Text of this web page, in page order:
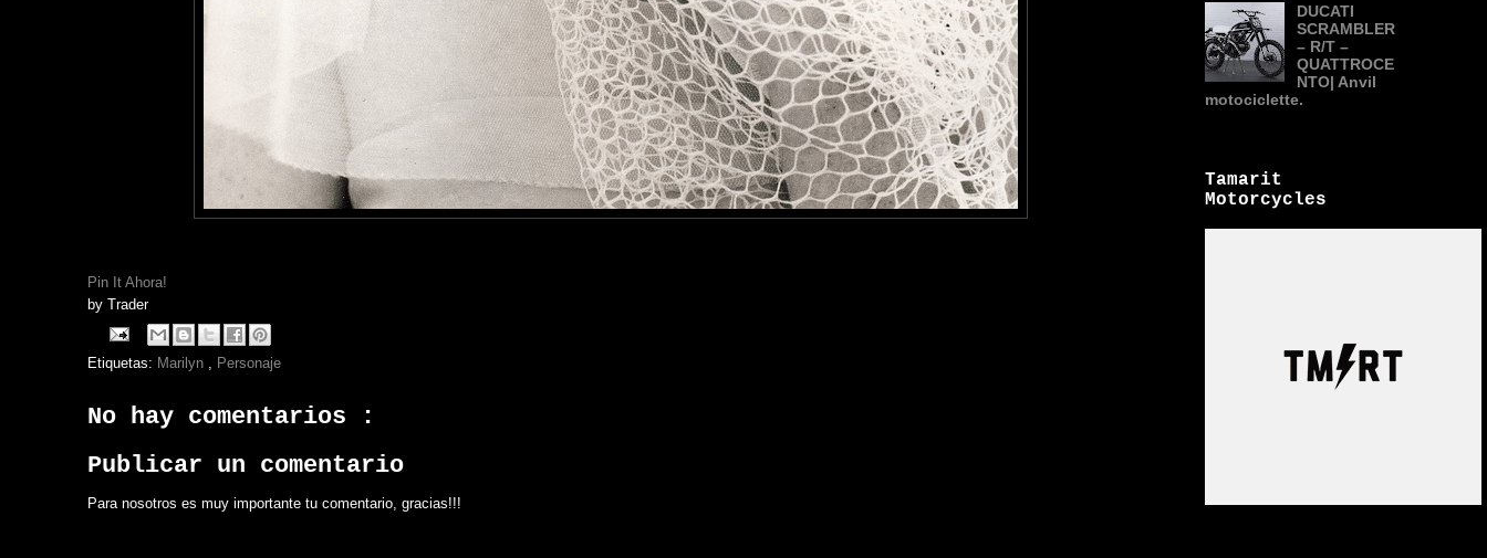
Pin It Ahora!
by Trader
Etiquetas: Marilyn Personaje
No hay comentarios :
Publicar un comentario
Para nosotros es muy importante tu comentario, gracias!!!
DUCATI
SCRAMBLER
– R/T –
QUATTROCE
NTO| Anvil
motociclette.
Tamarit
Motorcycles